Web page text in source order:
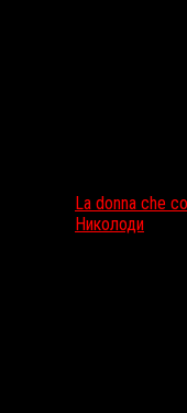
La donna che
Николоди